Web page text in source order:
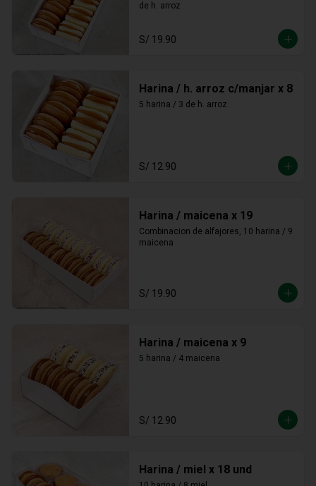
de h. arroz
S/ 19.90
Harina / h. arroz c/manjar x 8
5 harina / 3 de h. arroz
S/ 12.90
Harina / maicena x 19
Combinacion de alfajores, 10 harina / 9
maicena
S/ 19.90
Harina / maicena x 9
5 harina / 4 maicena
S/ 12.90
Harina / miel x 18 und